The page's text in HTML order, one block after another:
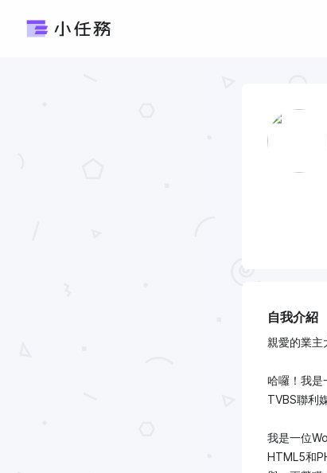
自我介紹
親愛的業主
哈囉！我是
TVBS聯利
我是一位
HTML5和